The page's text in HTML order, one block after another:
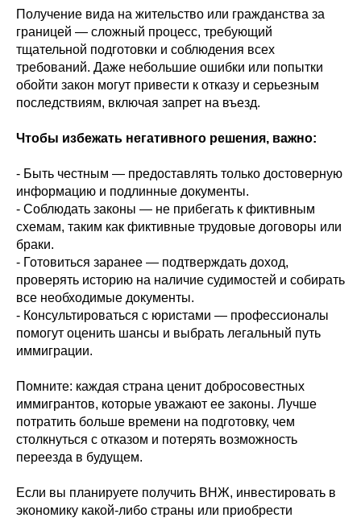
Получение вида на жительство или гражданства за
границей — сложный процесс, требующий
тщательной подготовки и соблюдения всех
требований. Даже небольшие ошибки или попытки
обойти закон могут привести к отказу и серьезным
последствиям, включая запрет на въезд.
Чтобы избежать негативного решения, важно:
- Быть честным — предоставлять только достоверную
информацию и подлинные документы.
- Соблюдать законы — не прибегать к фиктивным
схемам, таким как фиктивные трудовые договоры или
браки.
- Готовиться заранее — подтверждать доход,
проверять историю на наличие судимостей и собирать
все необходимые документы.
- Консультироваться с юристами — профессионалы
помогут оценить шансы и выбрать легальный путь
иммиграции.
Помните: каждая страна ценит добросовестных
иммигрантов, которые уважают ее законы. Лучше
потратить больше времени на подготовку, чем
столкнуться с отказом и потерять возможность
переезда в будущем.
Если вы планируете получить ВНЖ, инвестировать в
экономику какой-либо страны или приобрести